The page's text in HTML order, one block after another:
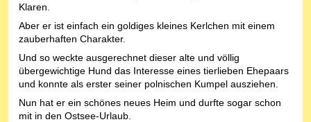
Klaren.
Aber er ist einfach ein goldiges kleines Kerlchen mit einem
zauberhaften Charakter.
Und so weckte ausgerechnet dieser alte und völlig
übergewichtige Hund das Interesse eines tierlieben Ehepaars
und konnte als erster seiner polnischen Kumpel ausziehen.
Nun hat er ein schönes neues Heim und durfte sogar schon
mit in den Ostsee-Urlaub.